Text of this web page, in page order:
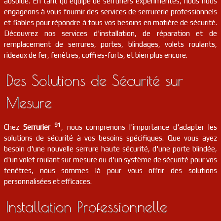
serrurier 91 Ballancourt-sur-essonne FR 91610
91 Ballainvilliers
serrurier 91 Saint-germain-lès-corbeil FR 91250
Janville-sur-juine
serrurier 91 Saint-aubin FR 91190
serrurier 91 Juvisy-sur-orge FR 91260
engageons à vous fournir des services de serrurerie professionnels
et fiables pour répondre à tous vos besoins en matière de sécurité.
Découvrez nos services d'installation, de réparation et de
remplacement de serrures, portes, blindages, volets roulants,
rideaux de fer, fenêtres, coffres-forts, et bien plus encore.
Des Solutions de Sécurité sur
Mesure
Chez Serrurier 91 , nous comprenons l'importance d'adapter les
solutions de sécurité à vos besoins spécifiques. Que vous ayez
besoin d'une nouvelle serrure haute sécurité, d'une porte blindée,
d'un volet roulant sur mesure ou d'un système de sécurité pour vos
fenêtres, nous sommes là pour vous offrir des solutions
personnalisées et efficaces.
Installation Professionnelle